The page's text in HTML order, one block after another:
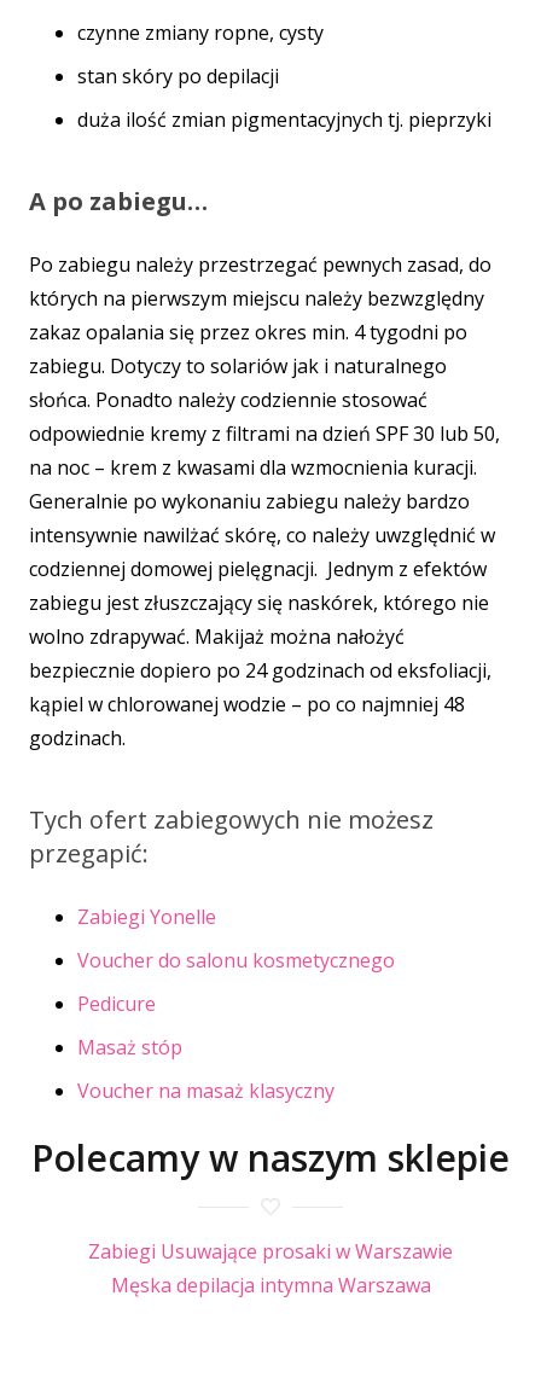
czynne zmiany ropne, cysty
stan skóry po depilacji
duża ilość zmian pigmentacyjnych tj. pieprzyki
A po zabiegu…
Po zabiegu należy przestrzegać pewnych zasad, do
których na pierwszym miejscu należy bezwzględny
zakaz opalania się przez okres min. 4 tygodni po
zabiegu. Dotyczy to solariów jak i naturalnego
słońca. Ponadto należy codziennie stosować
odpowiednie kremy z filtrami na dzień SPF 30 lub 50,
na noc – krem z kwasami dla wzmocnienia kuracji.
Generalnie po wykonaniu zabiegu należy bardzo
intensywnie nawilżać skórę, co należy uwzględnić w
codziennej domowej pielęgnacji. Jednym z efektów
zabiegu jest złuszczający się naskórek, którego nie
wolno zdrapywać. Makijaż można nałożyć
bezpiecznie dopiero po 24 godzinach od eksfoliacji,
kąpiel w chlorowanej wodzie – po co najmniej 48
godzinach.
Tych ofert zabiegowych nie możesz
przegapić:
Zabiegi Yonelle
Voucher do salonu kosmetycznego
Pedicure
Masaż stóp
Voucher na masaż klasyczny
Polecamy w naszym sklepie
Zabiegi Usuwające prosaki w Warszawie
Męska depilacja intymna Warszawa